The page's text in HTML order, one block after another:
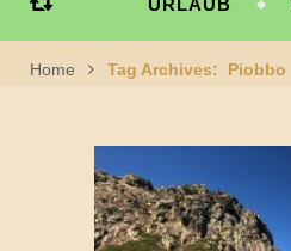
URLAUB
Home Tag Archives: Piobbo